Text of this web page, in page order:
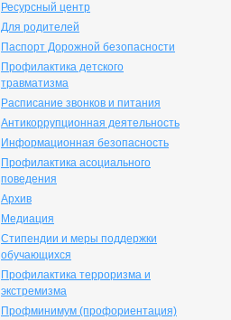
Ресурсный центр
Для родителей
Паспорт Дорожной безопасности
Профилактика детского
травматизма
Расписание звонков и питания
Антикоррупционная деятельность
Информационная безопасность
Профилактика асоциального
поведения
Архив
Медиация
Стипендии и меры поддержки
обучающихся
Профилактика терроризма и
экстремизма
Профминимум (профориентация)